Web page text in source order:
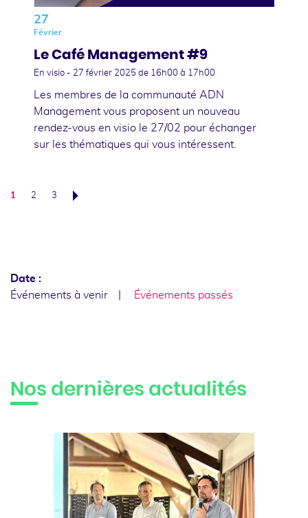
27
Février
Le Café Management #9
En visio - 27 février 2025 de 16h00 à 17h00
Les membres de la communauté ADN
Management vous proposent un nouveau
rendez-vous en visio le 27/02 pour échanger
sur les thématiques qui vous intéressent.
1 2 3
Date :
Événements à venir
Événements passés
Nos dernières actualités